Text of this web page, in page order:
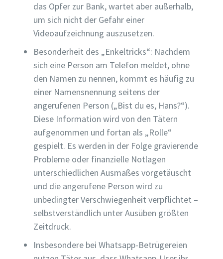
das Opfer zur Bank, wartet aber außerhalb,
um sich nicht der Gefahr einer
Videoaufzeichnung auszusetzen.
Besonderheit des „Enkeltricks“: Nachdem
sich eine Person am Telefon meldet, ohne
den Namen zu nennen, kommt es häufig zu
einer Namensnennung seitens der
angerufenen Person („Bist du es, Hans?“).
Diese Information wird von den Tätern
aufgenommen und fortan als „Rolle“
gespielt. Es werden in der Folge gravierende
Probleme oder finanzielle Notlagen
unterschiedlichen Ausmaßes vorgetäuscht
und die angerufene Person wird zu
unbedingter Verschwiegenheit verpflichtet –
selbstverständlich unter Ausüben größten
Zeitdruck.
Insbesondere bei Whatsapp-Betrügereien